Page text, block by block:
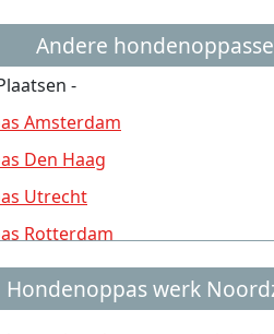
Andere
-
Amsterdam
Den Haag
Utrecht
Rotterdam
Nijmegen
Groningen
Hondenoppas werk